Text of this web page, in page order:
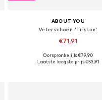
ABOUT YOU
Veterschoen 'Tristan'
€71,91
Beschikbaar in vele maten
Oorspronkelijk: €79,90
Laatste laagste prijs:€53,91